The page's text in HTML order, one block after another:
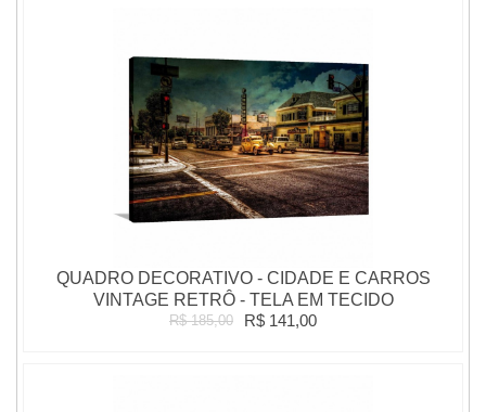
QUADRO DECORATIVO - CIDADE E CARROS
VINTAGE RETRÔ - TELA EM TECIDO
R$ 185,00 R$ 141,00